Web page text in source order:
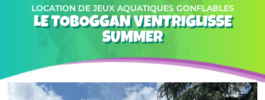
LOCATION DE JEUX AQUATIQUES GONFLABLES
LE TOBOGGAN VENTRIGLISSE
SUMMER